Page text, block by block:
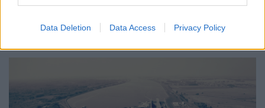
Data Deletion Data Access Privacy Policy